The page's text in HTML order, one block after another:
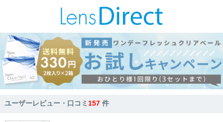
ユーザーレビュー・口コミ157 件